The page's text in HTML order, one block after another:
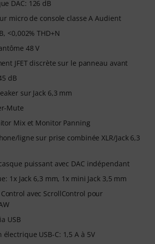
DAC: 126 dB
micro de console classe A Audient
<0,002% THD+N
48 V
JFET discrète sur le panneau avant
dB
sur Jack 6,3 mm
Mute
Mix et Monitor Panning
ligne sur prise combinée XLR/Jack 6,3
puissant avec DAC indépendant
1x Jack 6,3 mm, 1x mini Jack 3,5 mm
avec ScrollControl pour
USB
USB-C: 1,5 A à 5V